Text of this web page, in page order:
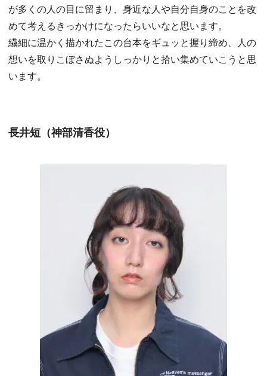
が多くの人の目に留まり、身近な人や自分自身のことを改
めて考えるきっかけになったらいいなと思います。
繊細に温かく描かれたこの台本をギュッと握り締め、人の
想いを取りこぼさぬようしっかりと拾い集めていこうと思
います。
長井短（神部清香役）